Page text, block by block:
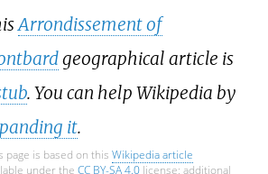
Arrondissement of
geographical article is
. You can help Wikipedia by
it.
page is based on this Wikipedia article
under the CC BY-SA 4.0license; additional